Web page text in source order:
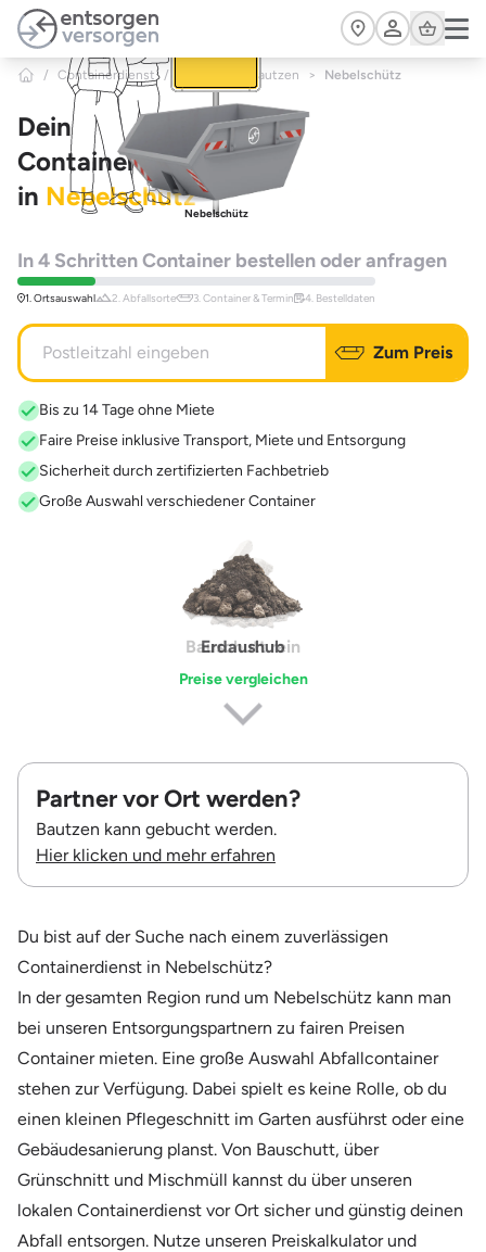
Zum Hauptinhalt springen
Cart
/ Containerdienst / Bautzen > Nebelschütz
Dein
Containerdienst
in Nebelschütz
Nebelschütz
In 4 Schritten Container bestellen oder anfragen
1. Ortsauswahl 2. Abfallsorte 3. Container & Termin 4. Bestelldaten
Zum Preis
Bis zu 14 Tage ohne Miete
Faire Preise inklusive Transport, Miete und Entsorgung
Sicherheit durch zertifizierten Fachbetrieb
Große Auswahl verschiedener Container
Erdaushub
Preise vergleichen
Partner vor Ort werden?
Bautzen kann gebucht werden.
Hier klicken und mehr erfahren
Du bist auf der Suche nach einem zuverlässigen
Containerdienst in Nebelschütz?
In der gesamten Region rund um Nebelschütz kann man
bei unseren Entsorgungspartnern zu fairen Preisen
Container mieten. Eine große Auswahl Abfallcontainer
stehen zur Verfügung. Dabei spielt es keine Rolle, ob du
einen kleinen Pflegeschnitt im Garten ausführst oder eine
Gebäudesanierung planst. Von Bauschutt, über
Grünschnitt und Mischmüll kannst du über unseren
lokalen Containerdienst vor Ort sicher und günstig deinen
Abfall entsorgen. Nutze unseren Preiskalkulator und